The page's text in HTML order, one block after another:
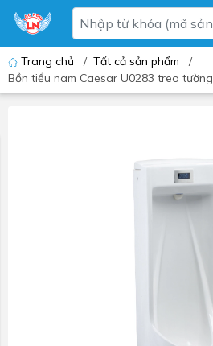
Trang chủ / Tất cả sản phẩm
/
Bồn tiểu nam Caesar U0283 treo tường